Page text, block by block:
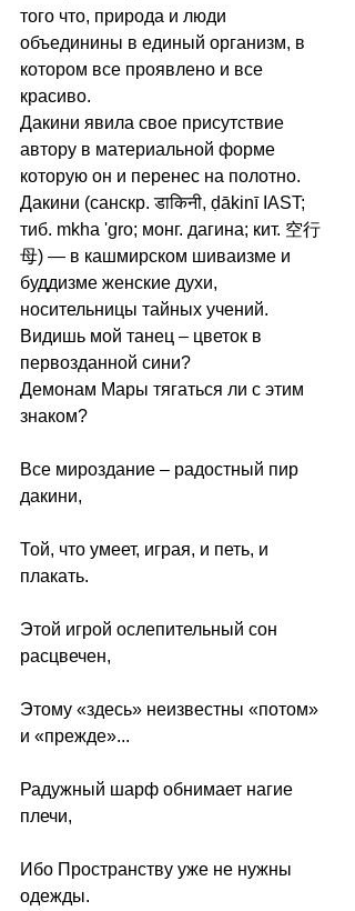
того что, природа и люди
объединины в единый организм, в
котором все проявлено и все
красиво.
Дакини явила свое присутствие
автору в материальной форме
которую он и перенес на полотно.
Дакини (санскр. डाकिनी, ḍākinī IAST;
тиб. mkha 'gro; монг. дагина; кит. 空行
母) — в кашмирском шиваизме и
буддизме женские духи,
носительницы тайных учений.
Видишь мой танец – цветок в
первозданной сини?
Демонам Мары тягаться ли с этим
знаком?
Все мироздание – радостный пир
дакини,
Той, что умеет, играя, и петь, и
плакать.
Этой игрой ослепительный сон
расцвечен,
Этому «здесь» неизвестны «потом»
и «прежде»...
Радужный шарф обнимает нагие
плечи,
Ибо Пространству уже не нужны
одежды.